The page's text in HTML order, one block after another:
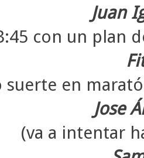
Juan
con un plan
suerte en
Jose
(va a intentar